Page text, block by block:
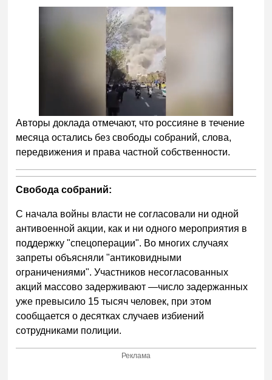
Авторы доклада отмечают, что россияне в течение
месяца остались без свободы собраний, слова,
передвижения и права частной собственности.
Свобода собраний:
С начала войны власти не согласовали ни одной
антивоенной акции, как и ни одного мероприятия в
поддержку "спецоперации". Во многих случаях
запреты объясняли "антиковидными
ограничениями". Участников несогласованных
акций массово задерживают —число задержанных
уже превысило 15 тысяч человек, при этом
сообщается о десятках случаев избиений
сотрудниками полиции.
Реклама